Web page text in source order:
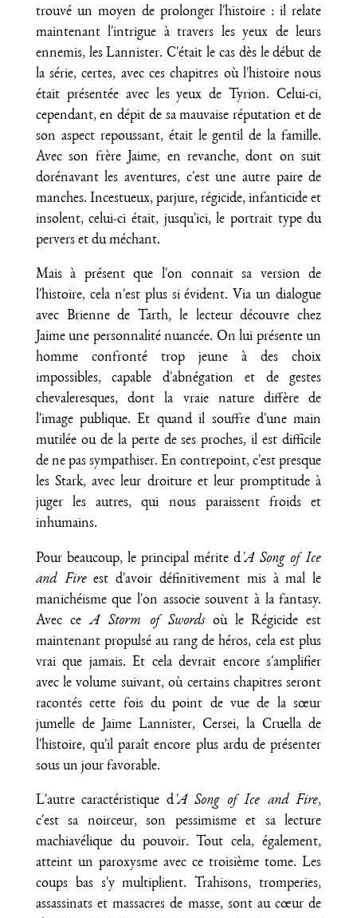
trouvé un moyen de prolonger l'histoire : il relate
maintenant l'intrigue à travers les yeux de leurs
ennemis, les Lannister. C'était le cas dès le début de
la série, certes, avec ces chapitres où l'histoire nous
était présentée avec les yeux de Tyrion. Celui-ci,
cependant, en dépit de sa mauvaise réputation et de
son aspect repoussant, était le gentil de la famille.
Avec son frère Jaime, en revanche, dont on suit
dorénavant les aventures, c'est une autre paire de
manches. Incestueux, parjure, régicide, infanticide et
insolent, celui-ci était, jusqu'ici, le portrait type du
pervers et du méchant.
Mais à présent que l'on connait sa version de
l'histoire, cela n'est plus si évident. Via un dialogue
avec Brienne de Tarth, le lecteur découvre chez
Jaime une personnalité nuancée. On lui présente un
homme confronté trop jeune à des choix
impossibles, capable d'abnégation et de gestes
chevaleresques, dont la vraie nature diffère de
l'image publique. Et quand il souffre d'une main
mutilée ou de la perte de ses proches, il est difficile
de ne pas sympathiser. En contrepoint, c'est presque
les Stark, avec leur droiture et leur promptitude à
juger les autres, qui nous paraissent froids et
inhumains.
Pour beaucoup, le principal mérite d'A Song of Ice
and Fireest d'avoir définitivement mis à mal le
manichéisme que l'on associe souvent à la fantasy.
Avec ceA Storm of Swordsoù le Régicide est
maintenant propulsé au rang de héros, cela est plus
vrai que jamais. Et cela devrait encore s'amplifier
avec le volume suivant, où certains chapitres seront
racontés cette fois du point de vue de la sœur
jumelle de Jaime Lannister, Cersei, la Cruella de
l'histoire, qu'il paraît encore plus ardu de présenter
sous un jour favorable.
L'autre caractéristique d'A Song of Ice and Fire,
c'est sa noirceur, son pessimisme et sa lecture
machiavélique du pouvoir. Tout cela, également,
atteint un paroxysme avec ce troisième tome. Les
coups bas s'y multiplient. Trahisons, tromperies,
assassinats et massacres de masse, sont au cœur de